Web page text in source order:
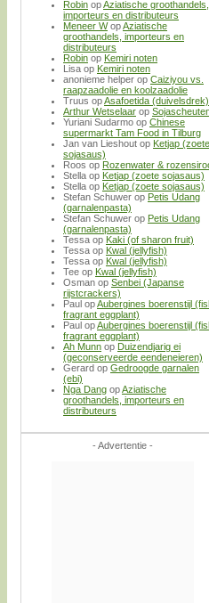
Robin opAziatische groothandels,
importeurs en distributeurs
Meneer WopAziatische
groothandels, importeurs en
distributeurs
Robin op Kemiri noten
Lisa op Kemiri noten
anonieme helper op Caiziyou vs.
raapzaadolie en koolzaadolie
Truus opAsafoetida (duivelsdrek)
Arthur Wetselaar op
Yuriani Sudarmo op Chinese
supermarkt Tam Food in Tilburg
Jan van Lieshout op Ketjap (zoete
sojasaus)
Roos op Rozenwater &
Stella op Ketjap (zoete sojasaus)
Stella op Ketjap (zoete sojasaus)
Stefan Schuwer op Petis Udang
(garnalenpasta)
Stefan Schuwer op Petis Udang
(garnalenpasta)
Tessa op Kaki (of sharon fruit)
Tessa op Kwal (jellyfish)
Tessa op Kwal (jellyfish)
Tee op Kwal (jellyfish)
Osman op Senbei (Japanse
rijstcrackers)
Paul opAubergines boerenstijl
fragrant eggplant)
Paul opAubergines boerenstijl
fragrant eggplant)
Ah Munn op Duizendjarig ei
(geconserveerde eendeneieren)
Gerard op Gedroogde garnalen
(ebi)
Nga Dang opAziatische
groothandels, importeurs en
distributeurs
- Advertentie -